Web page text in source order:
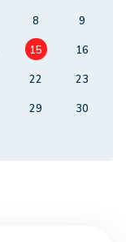
8
9
15
16
22
23
29
30